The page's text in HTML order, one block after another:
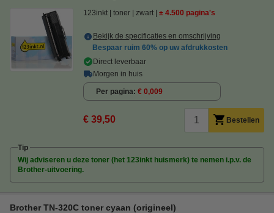
123inkt toner zwart ± 4.500 pagina's
Bekijk de specificaties en omschrijving
Bespaar ruim 60% op uw afdrukkosten
Direct leverbaar
Morgen in huis
Per pagina € 0,009
€ 39,50 Bestellen
Tip
Wij adviseren u deze toner (het 123inkt huismerk) te nemen i.p.v. de
Brother-uitvoering.
Brother TN-320C toner cyaan (origineel)